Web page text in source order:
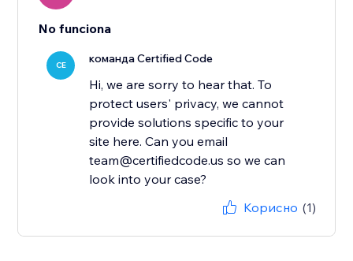
No funciona
CE команда Certified Code
Hi, we are sorry to hear that. To
protect users' privacy, we cannot
provide solutions specific to your
site here. Can you email
team@certifiedcode.us so we can
look into your case?
Корисно (1)